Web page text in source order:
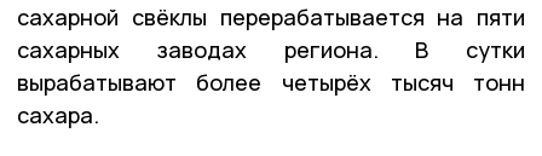
сахарной свёклы перерабатывается на пяти
сахарных заводах региона. В сутки
вырабатывают более четырёх тысяч тонн
сахара.